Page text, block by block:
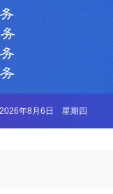
2026年8月6日 星期四